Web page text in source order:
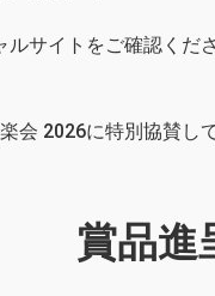
サイトをご確認くださ
2026に特別協賛して
賞品進